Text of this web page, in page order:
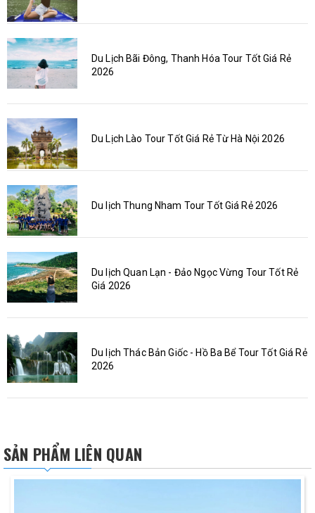
Du Lịch Bãi Đông, Thanh Hóa Tour Tốt Giá Rẻ
2026
Du Lịch Lào Tour Tốt Giá Rẻ Từ Hà Nội 2026
Du lịch Thung Nham Tour Tốt Giá Rẻ 2026
Du lịch Quan Lạn - Đảo Ngọc Vừng Tour Tốt Rẻ
Giá 2026
Du lịch Thác Bản Giốc - Hồ Ba Bể Tour Tốt Giá Rẻ
2026
SẢN PHẨM LIÊN QUAN